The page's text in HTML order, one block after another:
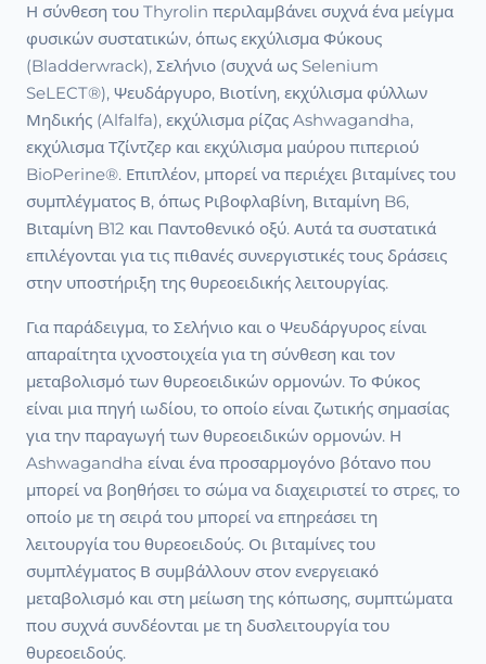
Η σύνθεση του Thyrolin περιλαμβάνει συχνά ένα μείγμα
φυσικών συστατικών, όπως εκχύλισμα Φύκους
(Bladderwrack), Σελήνιο (συχνά ως Selenium
SeLECT®), Ψευδάργυρο, Βιοτίνη, εκχύλισμα φύλλων
Μηδικής (Alfalfa), εκχύλισμα ρίζας Ashwagandha,
εκχύλισμα Τζίντζερ και εκχύλισμα μαύρου πιπεριού
BioPerine®. Επιπλέον, μπορεί να περιέχει βιταμίνες του
συμπλέγματος Β, όπως Ριβοφλαβίνη, Βιταμίνη B6,
Βιταμίνη B12 και Παντοθενικό οξύ. Αυτά τα συστατικά
επιλέγονται για τις πιθανές συνεργιστικές τους δράσεις
στην υποστήριξη της θυρεοειδικής λειτουργίας.
Για παράδειγμα, το Σελήνιο και ο Ψευδάργυρος είναι
απαραίτητα ιχνοστοιχεία για τη σύνθεση και τον
μεταβολισμό των θυρεοειδικών ορμονών. Το Φύκος
είναι μια πηγή ιωδίου, το οποίο είναι ζωτικής σημασίας
για την παραγωγή των θυρεοειδικών ορμονών. Η
Ashwagandha είναι ένα προσαρμογόνο βότανο που
μπορεί να βοηθήσει το σώμα να διαχειριστεί το στρες, το
οποίο με τη σειρά του μπορεί να επηρεάσει τη
λειτουργία του θυρεοειδούς. Οι βιταμίνες του
συμπλέγματος Β συμβάλλουν στον ενεργειακό
μεταβολισμό και στη μείωση της κόπωσης, συμπτώματα
που συχνά συνδέονται με τη δυσλειτουργία του
θυρεοειδούς.